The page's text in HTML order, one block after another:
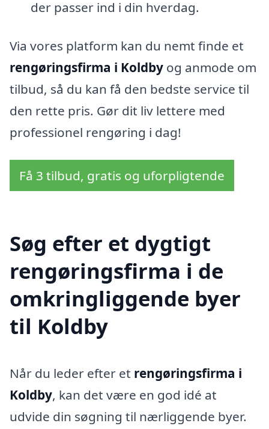
der passer ind i din hverdag.
Via vores platform kan du nemt finde et
rengøringsfirma i Koldby og anmode om
tilbud, så du kan få den bedste service til
den rette pris. Gør dit liv lettere med
professionel rengøring i dag!
Få 3 tilbud, gratis og uforpligtende
Søg efter et dygtigt
rengøringsfirma i de
omkringliggende byer
til Koldby
Når du leder efter et rengøringsfirma i
Koldby, kan det være en god idé at
udvide din søgning til nærliggende byer.